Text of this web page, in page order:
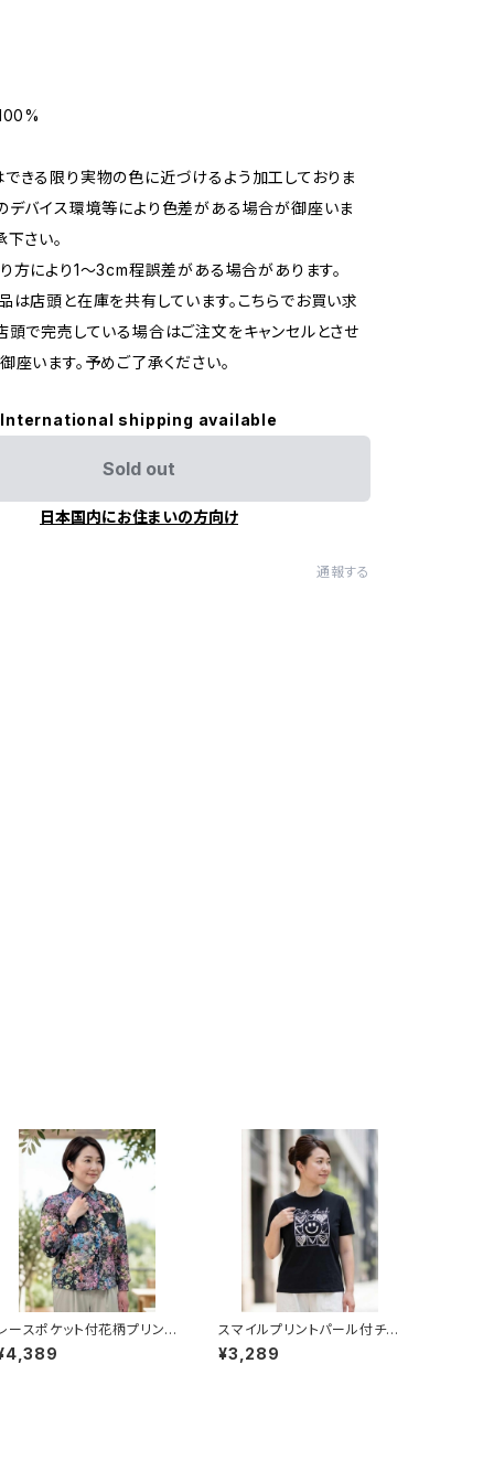
きる限り実物の色に近づけるよう加工しておりま
デバイス環境等により色差がある場合が御座いま
下さい。
方により1〜3cm程誤差がある場合があります。
は店頭と在庫を共有しています。こちらでお買い求
頭で完売している場合はご注文をキャンセルとさせ
座います。予めご了承ください。
International shipping available
Sold out
日本国内にお住まいの方向け
通報する
ースポケット付花柄プリント
ラウス
スマイルプリントパール付チュ
ニック
¥3,289